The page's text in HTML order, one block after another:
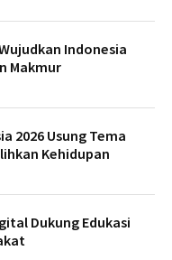
Indonesia
Makmur
2026 Usung Tema
Kehidupan
Dukung Edukasi